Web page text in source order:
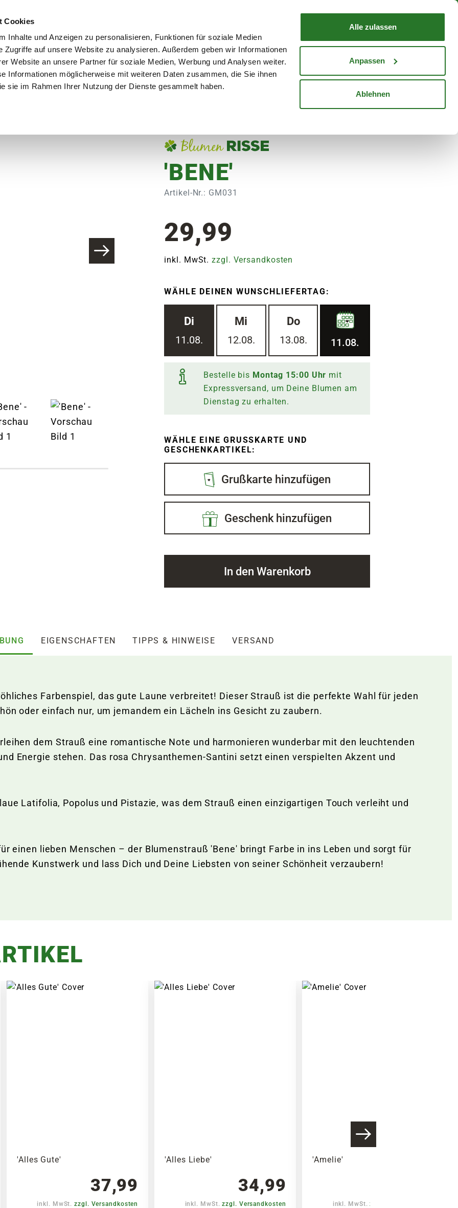
Cookies
Inhalte und Anzeigen zu personalisieren, Funktionen für soziale Medien
Zugriffe auf unsere Website zu analysieren. Außerdem geben wir Informationen
Website an unsere Partner für soziale Medien, Werbung und Analysen weiter.
Informationen möglicherweise mit weiteren Daten zusammen, die Sie ihnen
sie im Rahmen Ihrer Nutzung der Dienste gesammelt haben.
Alle zulassen
Anpassen
Ablehnen
Mein KontoStandorte
WARENKORB
Garten Aktuelles Ratgeber Gutscheine Karriere
'BENE'
Artikel-Nr.: GM031
29,99
inkl. MwSt.zzgl. Versandkosten
WÄHLE DEINEN WUNSCHLIEFERTAG:
Di
11.08.
Mi
12.08.
Do
13.08. 11.08.
Bestelle bis Montag 15:00 Uhr mit
Expressversand, um Deine Blumen am
Dienstag zu erhalten.
WÄHLE EINE GRUSSKARTE UND G
ESCHENKARTIKEL:
Grußkarte hinzufügen
Geschenk hinzufügen
In den Warenkorb
EIGENSCHAFTEN TIPPS & HINWEISE VERSAND
Farbenspiel, das gute Laune verbreitet! Dieser Strauß ist die perfekte Wahl für jeden
oder einfach nur, um jemandem ein Lächeln ins Gesicht zu zaubern.
dem Strauß eine romantische Note und harmonieren wunderbar mit den leuchtenden
Energie stehen. Das rosa Chrysanthemen-Santini setzt einen verspielten Akzent und
Latifolia, Popolus und Pistazie, was dem Strauß einen einzigartigen Touch verleiht und
einen lieben Menschen – der Blumenstrauß 'Bene' bringt Farbe in ins Leben und sorgt für
Kunstwerk und lass Dich und Deine Liebsten von seiner Schönheit verzaubern!
'Alles Gute'
37,99
inkl. MwSt.zzgl. Versandkosten
'Alles Liebe'
34,99
inkl. MwSt.zzgl. Versandkosten
'Amelie'
inkl. MwSt.zzgl. Versandkosten